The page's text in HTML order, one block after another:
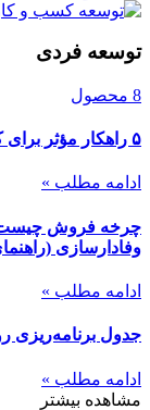
توسعه فردی
8 محصول
۵ راهکار مؤثر برای کاهش استرس در محیط کار
ادامه مطلب »
چرخه فروش
وفادارسازی
ادامه مطلب »
جدول برنامه‌ریزی
ادامه مطلب »
مشاهده بیشتر